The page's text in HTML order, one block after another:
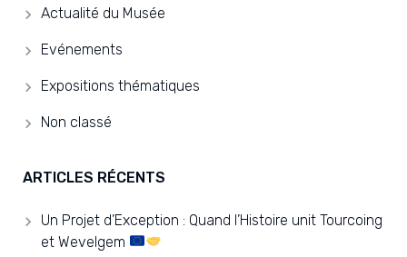
Actualité du Musée
Evénements
Expositions thématiques
Non classé
ARTICLES RÉCENTS
Un Projet d’Exception : Quand l’Histoire unit Tourcoing
et Wevelgem